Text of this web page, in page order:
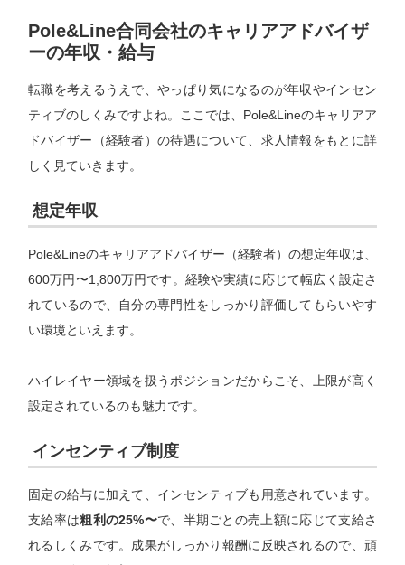
Pole&Line合同会社のキャリアアドバイザ
ーの年収・給与
転職を考えるうえで、やっぱり気になるのが年収やインセン
ティブのしくみですよね。ここでは、Pole&Lineのキャリアア
ドバイザー（経験者）の待遇について、求人情報をもとに詳
しく見ていきます。
想定年収
Pole&Lineのキャリアアドバイザー（経験者）の想定年収は、
600万円〜1,800万円です。経験や実績に応じて幅広く設定さ
れているので、自分の専門性をしっかり評価してもらいやす
い環境といえます。
ハイレイヤー領域を扱うポジションだからこそ、上限が高く
設定されているのも魅力です。
インセンティブ制度
固定の給与に加えて、インセンティブも用意されています。
支給率は粗利の25%〜で、半期ごとの売上額に応じて支給さ
れるしくみです。成果がしっかり報酬に反映されるので、頑